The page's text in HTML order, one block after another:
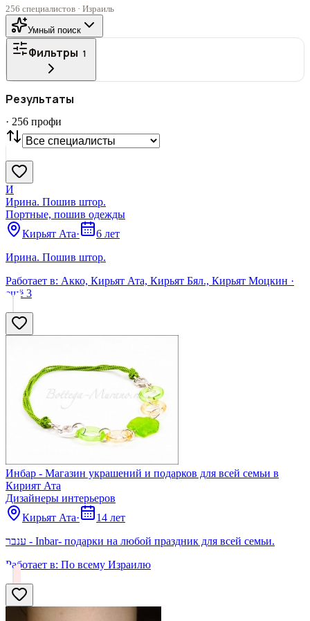
256 специалистов · Израиль
Умный поиск
Фильтры 1
Все
СТАТУС
VIP С фото
Нашли
Сбросить
Результаты
· 256 профи
И
Ирина. Пошив штор.
Портные, пошив одежды
Кирьят Ата·
6 лет
Ирина. Пошив штор.
Работает в: Акко, Кирьят Ата, Кирьят Бял., Кирьят Моцкин ·
ещё 3
Инбар - Магазин украшений и подарков для всей семьи в
Кирият Ата
Дизайнеры интерьеров
Кирьят Ата·
14 лет
ענבר - Inbar- подарки на любой праздник для всей семьи.
Работает в: По всему Израилю